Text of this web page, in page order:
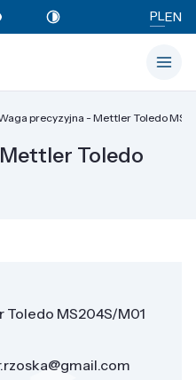
PLEN
precyzyjna - Mettler Toledo
Toledo
MS204S/M01